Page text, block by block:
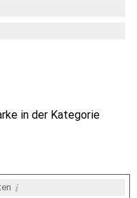
in der Kategorie
i